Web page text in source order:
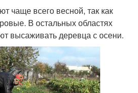
чаще всего весной, так как
В остальных областях
высаживать деревца с осени.